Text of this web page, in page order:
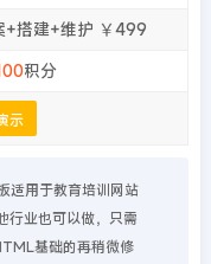
+搭建+维护 ￥499
积分
示
适用于教育培训网站
行业也可以做，只需
基础的再稍微修